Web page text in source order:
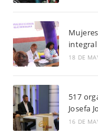
18 DE
517
Josefa
16 DE